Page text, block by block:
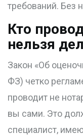
требований. Без
Кто
нельзя
Закон «Об
ФЗ) четко
проводит не
вы сами. Это
специалист,